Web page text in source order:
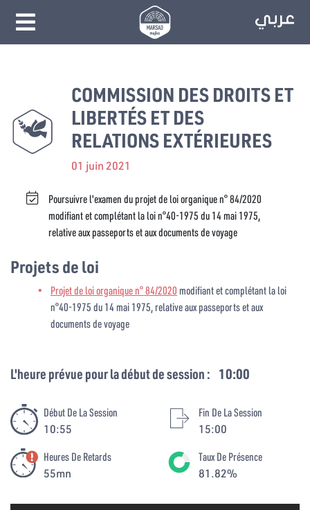
COMMISSION DES DROITS ET
LIBERTÉS ET DES
RELATIONS EXTÉRIEURES
01 juin 2021
Poursuivre l'examen du projet de loi organique n° 84/2020
modifiant et complétant la loi n°40-1975 du 14 mai 1975,
relative aux passeports et aux documents de voyage
Projets de loi
Projet de loi organique n° 84/2020modifiant et complétant la loi
n°40-1975 du 14 mai 1975, relative aux passeports et aux
documents de voyage
L'heure prévue pour la début de session : 10:00
Début De La Session
10:55
Fin De La Session
15:00
Heures De Retards
55mn
Taux De Présence
81.82%